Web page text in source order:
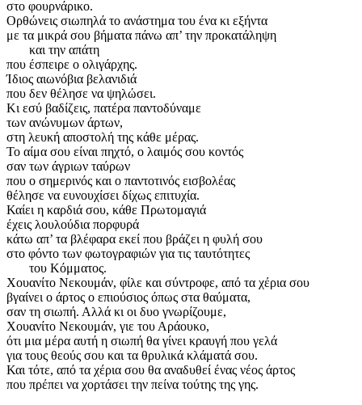
στο φουρνάρικο.
Ορθώνεις σιωπηλά το ανάστημα του ένα κι εξήντα
με τα μικρά σου βήματα πάνω απ’ την προκατάληψη
και την απάτη
που έσπειρε ο ολιγάρχης.
Ίδιος αιωνόβια βελανιδιά
που δεν θέλησε να ψηλώσει.
Κι εσύ βαδίζεις, πατέρα παντοδύναμε
των ανώνυμων άρτων,
στη λευκή αποστολή της κάθε μέρας.
Το αίμα σου είναι πηχτό, ο λαιμός σου κοντός
σαν των άγριων ταύρων
που ο σημερινός και ο παντοτινός εισβολέας
θέλησε να ευνουχίσει δίχως επιτυχία.
Καίει η καρδιά σου, κάθε Πρωτομαγιά
έχεις λουλούδια πορφυρά
κάτω απ’ τα βλέφαρα εκεί που βράζει η φυλή σου
στο φόντο των φωτογραφιών για τις ταυτότητες
του Κόμματος.
Χουανίτο Νεκουμάν, φίλε και σύντροφε, από τα χέρια σου
βγαίνει ο άρτος ο επιούσιος όπως στα θαύματα,
σαν τη σιωπή. Αλλά κι οι δυο γνωρίζουμε,
Χουανίτο Νεκουμάν, γιε του Αράουκο,
ότι μια μέρα αυτή η σιωπή θα γίνει κραυγή που γελά
για τους θεούς σου και τα θρυλικά κλάματά σου.
Και τότε, από τα χέρια σου θα αναδυθεί ένας νέος άρτος
που πρέπει να χορτάσει την πείνα τούτης της γης.